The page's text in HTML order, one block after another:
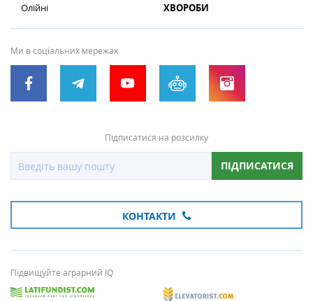
Олійні
ХВОРОБИ
Ми в соціальних мережах
Підписатися на розсилку
ПІДПИСАТИСЯ
КОНТАКТИ
Підвищуйте аграрний IQ